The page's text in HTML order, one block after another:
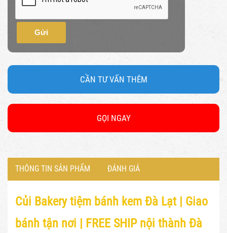
Gửi
CẦN TƯ VẤN THÊM
GỌI NGAY
THÔNG TIN SẢN PHẨM ĐÁNH GIÁ
Củi Bakery tiệm bánh kem Đà Lạt | Giao
bánh tận nơi | FREE SHIP nội thành Đà